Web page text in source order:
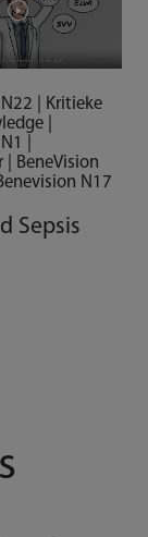
| Kritieke
|
|
| BeneVision
N17
Sepsis